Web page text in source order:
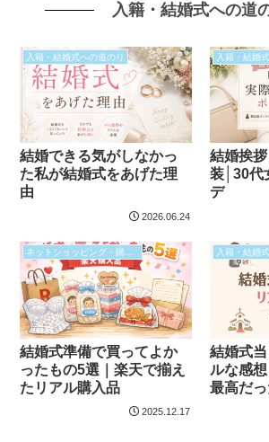
入籍・結婚式への道
入籍・結婚式への道のり
結婚できる気がしなかっ
た私が結婚式をあげた理
由
2026.06.24
入籍・結婚
結婚挨
装│30代
デ
結婚式準備で買ってよか
ったもの5選｜楽天で揃え
たリアル購入品
2025.12.17
入籍・結婚
結婚式
ルな感
最高だっ